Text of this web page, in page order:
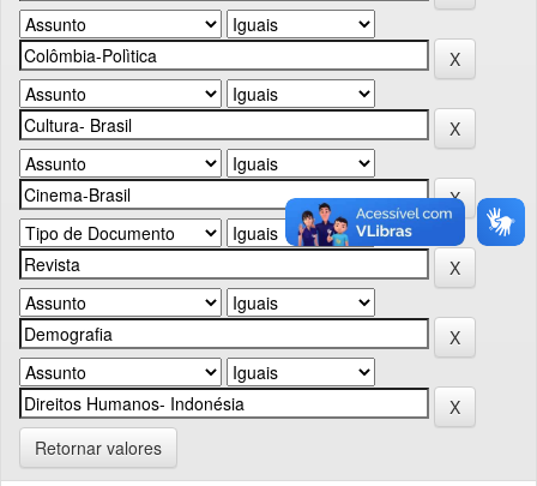
Retornar valores